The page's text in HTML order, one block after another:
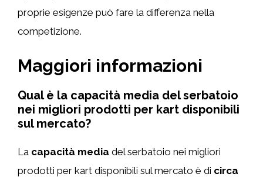
proprie esigenze può fare la differenza nella
competizione.
Maggiori informazioni
Qual è la capacità media del serbatoio
nei migliori prodotti per kart disponibili
sul mercato?
La capacità media del serbatoio nei migliori
prodotti per kart disponibili sul mercato è di circa